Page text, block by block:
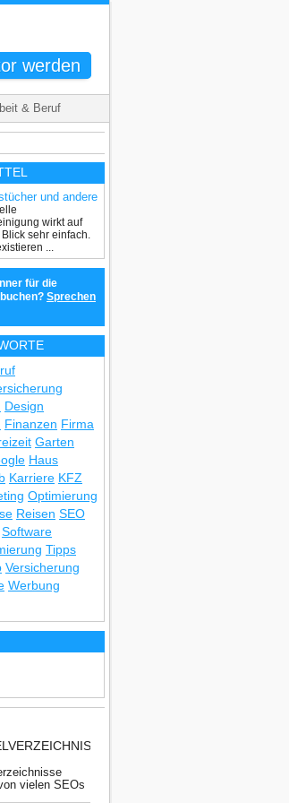
werden
& Beruf
und andere
– was
wirkt auf
sehr einfach.
...
für die
Sprechen
Design
Finanzen Firma
Garten
Haus
Karriere KFZ
Optimierung
Reisen SEO
Software
Tipps
Versicherung
Werbung
vielen SEOs